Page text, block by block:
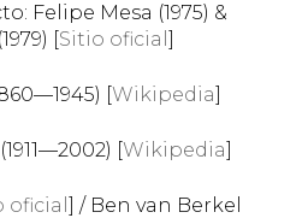
Felipe Mesa (1975) &
[Sitio oficial]
[Wikipedia]
[Wikipedia]
oficial] / Ben van Berkel